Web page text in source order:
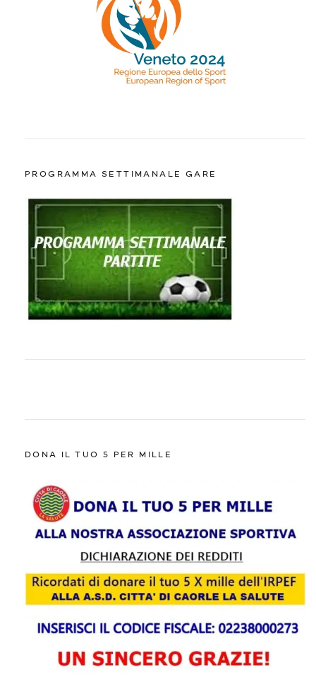
PROGRAMMA SETTIMANALE GARE
DONA IL TUO 5 PER MILLE